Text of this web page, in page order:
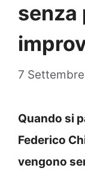
senza
7
Quando si
Federico
vengono